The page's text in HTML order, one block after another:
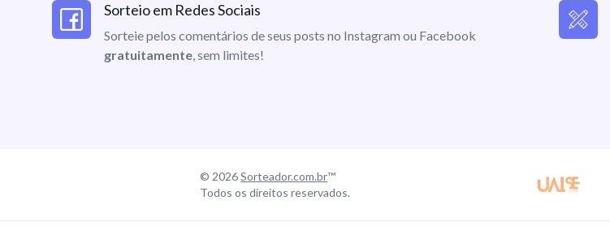
Sorteio em Redes Sociais
Sorteie pelos comentários de seus posts no Instagram ou Facebook
gratuitamente, sem limites!
© 2026Sorteador.com.br™
Todos os direitos reservados.